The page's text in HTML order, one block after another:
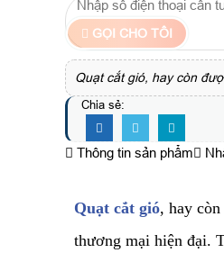
GỌI CHO TÔI
Quạt cắt gió, hay còn
Chia sẻ:
Thông tin sản phẩm
Quạt cắt gió, hay
thương mại hiện đại.